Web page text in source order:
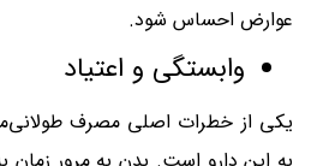
عوارض احساس شود.
وابستگی و اعتیاد
یکی از خطرات اصلی مصرف